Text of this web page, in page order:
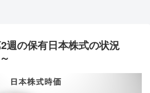
週の保有日本株式の状況